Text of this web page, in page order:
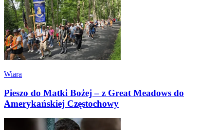
Wiara
Pieszo do Matki Bożej – z Great Meadows do
Amerykańskiej Częstochowy